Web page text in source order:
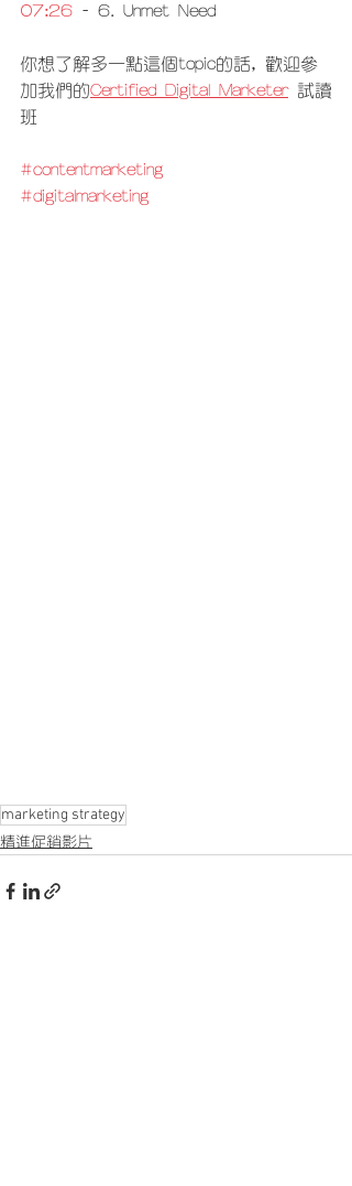
07:26 - 6. Unmet Need
你想了解多一點這個topic的話, 歡迎參
加我們的Certified Digital Marketer 試讀
班
#contentmarketing
#digitalmarketing
marketing strategy
精進促銷影片